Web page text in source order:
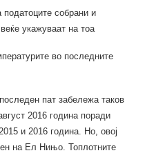
собрани и
укажуваат на тоа
во последните
пат забележа таков
2016 година поради
и 2016 година. Но, овој
на Ел Нињо. Топлотните